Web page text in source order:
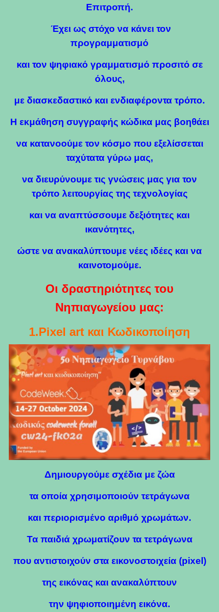
Επιτροπή.
Έχει ως στόχο να κάνει τον
προγραμματισμό
και τον ψηφιακό γραμματισμό προσιτό σε
όλους,
με διασκεδαστικό και ενδιαφέροντα τρόπο.
Η εκμάθηση συγγραφής κώδικα μας βοηθάει
να κατανοούμε τον κόσμο που εξελίσσεται
ταχύτατα γύρω μας,
να διευρύνουμε τις γνώσεις μας για τον
τρόπο λειτουργίας της τεχνολογίας
και να αναπτύσσουμε δεξιότητες και
ικανότητες,
ώστε να ανακαλύπτουμε νέες ιδέες και να
καινοτομούμε.
Οι δραστηριότητες του
Νηπιαγωγείου μας:
1.Pixel art και Κωδικοποίηση
Δημιουργούμε σχέδια με ζώα
τα οποία χρησιμοποιούν τετράγωνα
και περιορισμένο αριθμό χρωμάτων.
Τα παιδιά χρωματίζουν τα τετράγωνα
που αντιστοιχούν στα εικονοστοιχεία (pixel)
της εικόνας και ανακαλύπτουν
την ψηφιοποιημένη εικόνα.